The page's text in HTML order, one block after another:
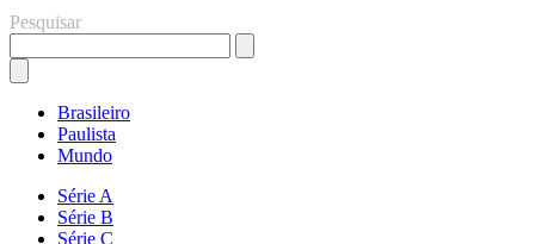
Pesquisar
Brasileiro
Paulista
Mundo
Série A
Série B
Série C